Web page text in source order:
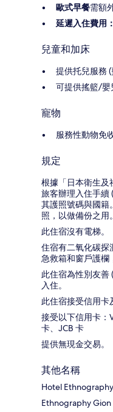
歐式早餐需額
延遲入住費用：
兒童和加床
提供托兒服務
可提供搖籃/嬰
寵物
服務性動物免
規定
根據「日本衛生及
旅客辦理入住手續
其護照號碼與國籍
照，以做備份之用。
此住宿沒有電梯。
住宿有二氧化碳探
急救箱和窗戶護欄
此住宿為性別友善
入住。
此住宿接受信用卡
接受以下信用卡：
卡、JCB 卡
提供無現金交易。
其他名稱
Hotel
Ethnography